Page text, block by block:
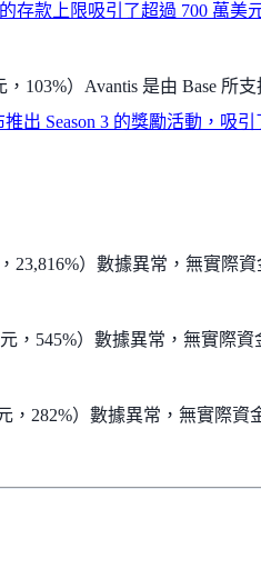
存款上限吸引了超過 700 萬美
，103%）Avantis 是由 Base 所
出 Season 3 的獎勵活動，吸引
23,816%）數據異常，無實際
元，545%）數據異常，無實際資
，282%）數據異常，無實際資